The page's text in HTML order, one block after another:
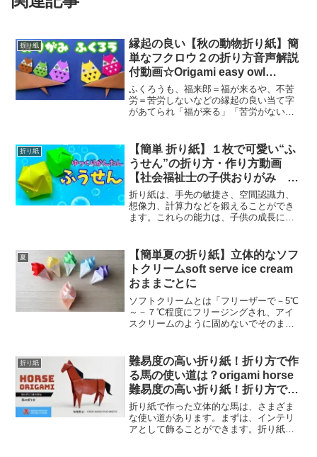
折り紙
縁起の良い【秋の動物折り紙】簡
単なフクロウ２の折り方音声解説
付動画☆Origami easy owl
tutorial
ふくろうも、福来郎＝福が来るや、不苦
労＝苦労しないなどの縁起の良い当て字
があてられ「福が来る」「苦労がない」
としても知られています。 また夜に目が
聞く、夜目がきく、から...
折り紙
【簡単 折り紙】１枚で可愛い“ふ
うせん”の折り方・作り方動画
【社会福祉士の子供おりがみ
Easy to make origami 】
折り紙は、手先の敏捷さ、空間認識力、
想像力、計算力などを鍛えることができ
ます。これらの能力は、子供の成長に必
捷さは、絵を描いたり、文字を書いたり
することに役立つので、学...
夏
【簡単夏の折り紙】立体的なソフ
トクリームsoft serve ice cream
おままごとに
ソフトクリームとは「フリーザーで－5℃
～－７℃程度にフリージングされ、アイ
スクリームのように固めないでそのまま
め「なめらかで口あたりの良さ」「出来
立てのフレッシュ感」...
折り紙
難易度の高い折り紙！折り方で作
る馬の使い道は？origami horse
難易度の高い折り紙！折り方で作
る馬の使い道は？
折り紙で作った立体的な馬は、さまざま
な使い道があります。まずは、インテリ
アとして飾ることができます。折り紙の